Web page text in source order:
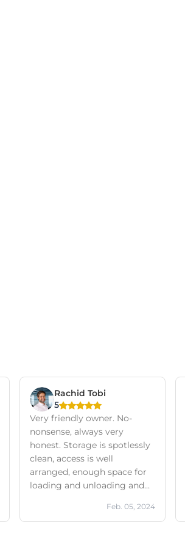
Rachid Tobi
5
Very friendly owner. No-
nonsense, always very
honest. Storage is spotlessly
clean, access is well
arranged, enough space for
loading and unloading and
Not unimportant, storage is
heated and there is camera
Feb. 05, 2024